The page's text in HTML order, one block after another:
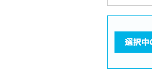
65000枚
75000枚